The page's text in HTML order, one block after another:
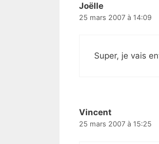
Joëlle
25 mars 2007 à 14:09
Super, je vais
Vincent
25 mars 2007 à 15:25